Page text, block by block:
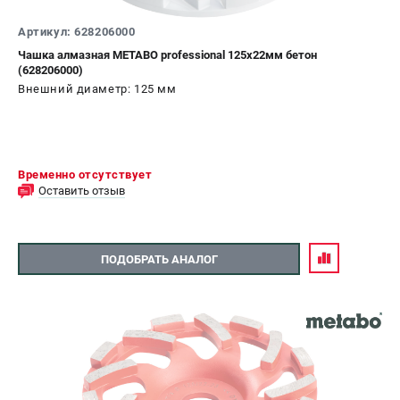
О бренде
Политика обработки персональных данных
Новости
Программа бонусов
СЕТЕВОЙ ЭЛЕКТРОИНСТРУМЕНТ
АККУМУЛЯТОРНЫЙ ИНСТРУМЕНТ
Аккумуляторные шуруповерты
Артикул: 628206000
Чашка алмазная METABO professional 125х22мм бетон
(628206000)
Внешний диаметр: 125 мм
Временно отсутствует
Оставить отзыв
ПОДОБРАТЬ АНАЛОГ